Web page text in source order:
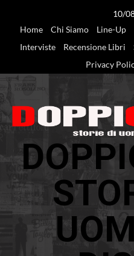
10/
Home
Chi Siamo Line-Up
Interviste
Recensione Libri
Privacy